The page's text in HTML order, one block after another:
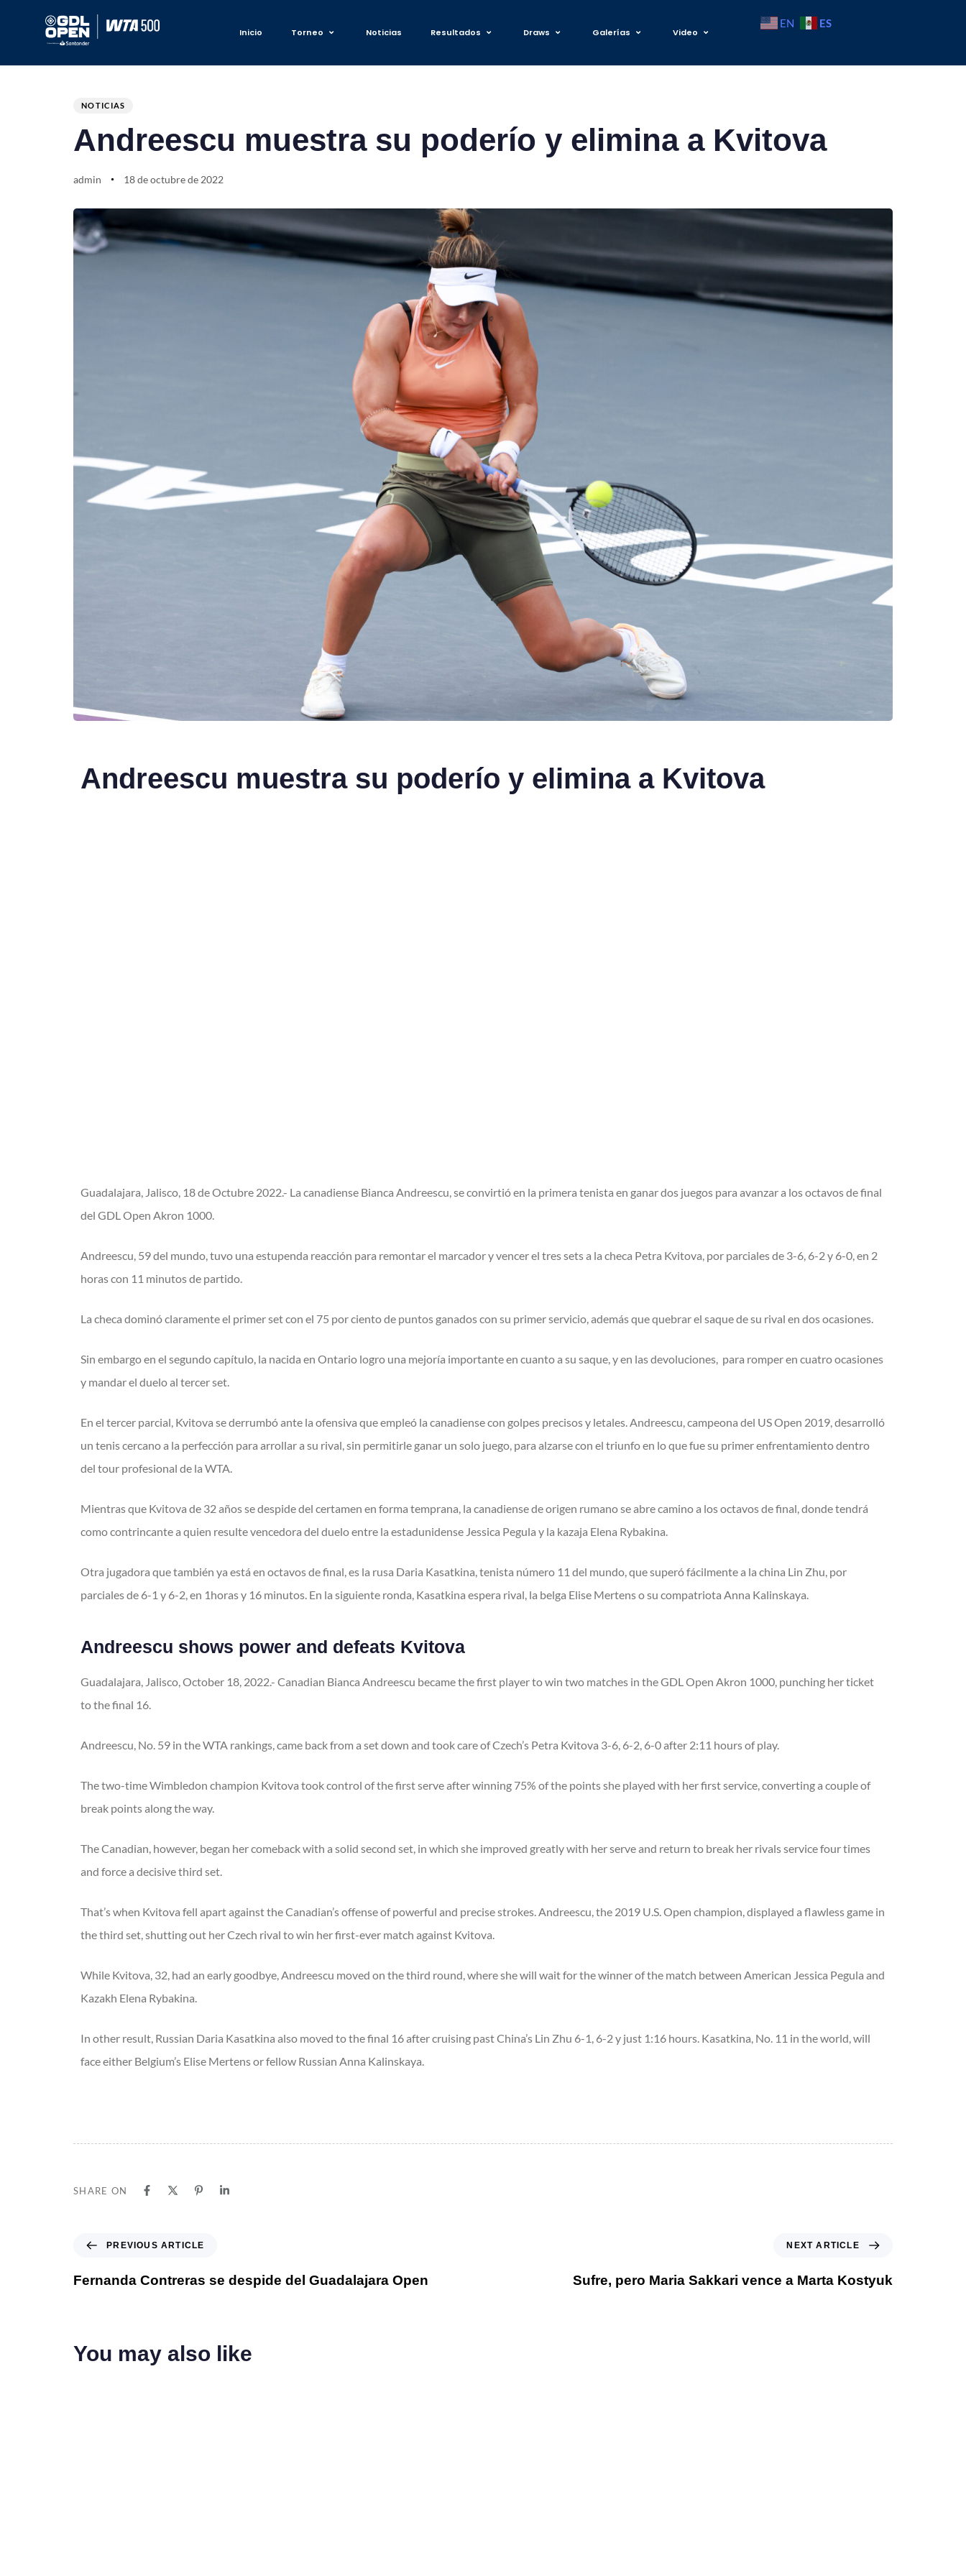
Inicio Torneo Noticias Resultados Draws Galerías Video
EN ES
NOTICIAS
Andreescu muestra su poderío y elimina a Kvitova
admin 18 de octubre de 2022
Andreescu muestra su poderío y elimina a Kvitova
Guadalajara, Jalisco, 18 de Octubre 2022.- La canadiense Bianca Andreescu, se convirtió en la primera tenista en ganar dos juegos para avanzar a los octavos de final
del GDL Open Akron 1000.
Andreescu, 59 del mundo, tuvo una estupenda reacción para remontar el marcador y vencer el tres sets a la checa Petra Kvitova, por parciales de 3-6, 6-2 y 6-0, en 2
horas con 11 minutos de partido.
La checa dominó claramente el primer set con el 75 por ciento de puntos ganados con su primer servicio, además que quebrar el saque de su rival en dos ocasiones.
Sin embargo en el segundo capítulo, la nacida en Ontario logro una mejoría importante en cuanto a su saque, y en las devoluciones, para romper en cuatro ocasiones
y mandar el duelo al tercer set.
En el tercer parcial, Kvitova se derrumbó ante la ofensiva que empleó la canadiense con golpes precisos y letales. Andreescu, campeona del US Open 2019, desarrolló
un tenis cercano a la perfección para arrollar a su rival, sin permitirle ganar un solo juego, para alzarse con el triunfo en lo que fue su primer enfrentamiento dentro
del tour profesional de la WTA.
Mientras que Kvitova de 32 años se despide del certamen en forma temprana, la canadiense de origen rumano se abre camino a los octavos de final, donde tendrá
como contrincante a quien resulte vencedora del duelo entre la estadunidense Jessica Pegula y la kazaja Elena Rybakina.
Otra jugadora que también ya está en octavos de final, es la rusa Daria Kasatkina, tenista número 11 del mundo, que superó fácilmente a la china Lin Zhu, por
parciales de 6-1 y 6-2, en 1horas y 16 minutos. En la siguiente ronda, Kasatkina espera rival, la belga Elise Mertens o su compatriota Anna Kalinskaya.
Andreescu shows power and defeats Kvitova
Guadalajara, Jalisco, October 18, 2022.- Canadian Bianca Andreescu became the first player to win two matches in the GDL Open Akron 1000, punching her ticket
to the final 16.
Andreescu, No. 59 in the WTA rankings, came back from a set down and took care of Czech’s Petra Kvitova 3-6, 6-2, 6-0 after 2:11 hours of play.
The two-time Wimbledon champion Kvitova took control of the first serve after winning 75% of the points she played with her first service, converting a couple of
break points along the way.
The Canadian, however, began her comeback with a solid second set, in which she improved greatly with her serve and return to break her rivals service four times
and force a decisive third set.
That’s when Kvitova fell apart against the Canadian’s offense of powerful and precise strokes. Andreescu, the 2019 U.S. Open champion, displayed a flawless game in
the third set, shutting out her Czech rival to win her first-ever match against Kvitova.
While Kvitova, 32, had an early goodbye, Andreescu moved on the third round, where she will wait for the winner of the match between American Jessica Pegula and
Kazakh Elena Rybakina.
In other result, Russian Daria Kasatkina also moved to the final 16 after cruising past China’s Lin Zhu 6-1, 6-2 y just 1:16 hours. Kasatkina, No. 11 in the world, will
face either Belgium’s Elise Mertens or fellow Russian Anna Kalinskaya.
SHARE ON
PREVIOUS ARTICLE
Fernanda Contreras se despide del Guadalajara Open
NEXT ARTICLE
Sufre, pero Maria Sakkari vence a Marta Kostyuk
You may also like